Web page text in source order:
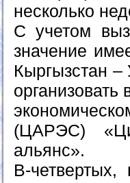
несколько
С учетом
значение
Кыргызстан –
(ЦАРЭС)
альянс».
В-